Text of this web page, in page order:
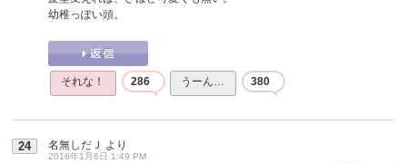
幼稚っぽい頭。
それな！ 286 うーん… 380
24 名無しだＪ より
2016年1月6日 1:49 PM